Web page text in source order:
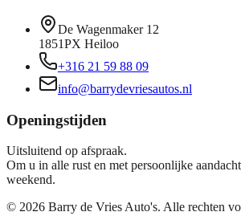
De Wagenmaker 12
1851PX Heiloo
+316 21 59 88 09
info@barrydevriesautos.nl
Openingstijden
Uitsluitend op afspraak.
Om u in alle rust en met persoonlijke
weekend.
© 2026 Barry de Vries Auto's. Alle rechten